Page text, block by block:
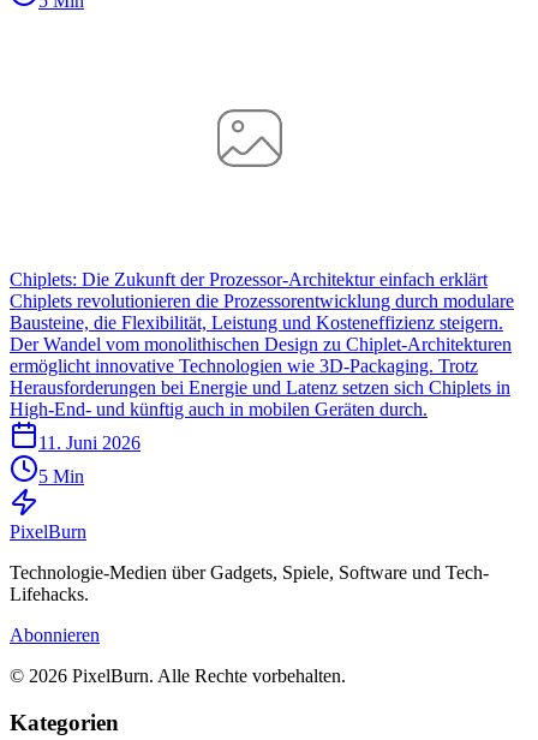
Chiplets: Die Zukunft der Prozessor-Architektur einfach erklärt
Chiplets revolutionieren die Prozessorentwicklung durch modulare
Bausteine, die Flexibilität, Leistung und Kosteneffizienz steigern.
Der Wandel vom monolithischen Design zu Chiplet-Architekturen
ermöglicht innovative Technologien wie 3D-Packaging. Trotz
Herausforderungen bei Energie und Latenz setzen sich Chiplets in
High-End- und künftig auch in mobilen Geräten durch.
11. Juni 2026
5 Min
PixelBurn
Technologie-Medien über Gadgets, Spiele, Software und Tech-
Lifehacks.
Abonnieren
© 2026 PixelBurn. Alle Rechte vorbehalten.
Kategorien